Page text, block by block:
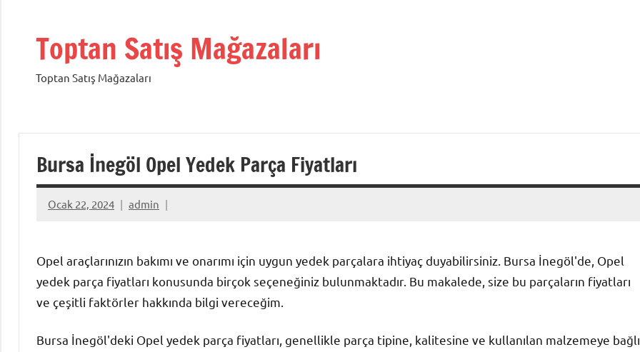
Toptan Satış Mağazaları
Toptan Satış Mağazaları
Bursa İnegöl Opel Yedek Parça Fiyatları
Ocak 22, 2024 admin
Opel araçlarınızın bakımı ve onarımı için uygun yedek parçalara ihtiyaç duyabilirsiniz. Bursa İnegöl'de, Opel
yedek parça fiyatları konusunda birçok seçeneğiniz bulunmaktadır. Bu makalede, size bu parçaların fiyatları
ve çeşitli faktörler hakkında bilgi vereceğim.
Bursa İnegöl'deki Opel yedek parça fiyatları, genellikle parça tipine, kalitesine ve kullanılan malzemeye bağlı